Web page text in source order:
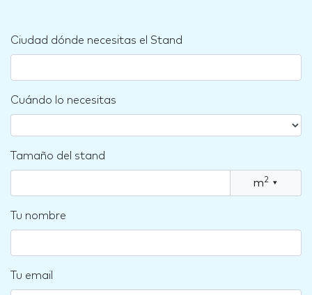
Ciudad dónde necesitas el Stand
Cuándo lo necesitas
Tamaño del stand
m2 ▾
Tu nombre
Tu email